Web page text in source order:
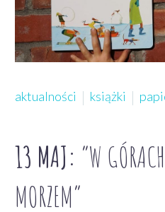
aktualności książki
13 MAJ: “W
MORZEM”